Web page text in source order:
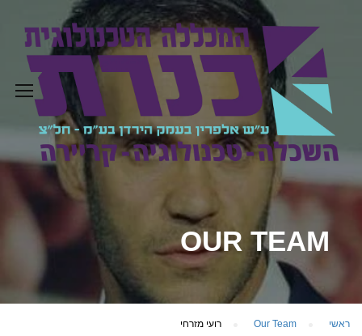
OUR TEAM
ראשי Our Team רועי מזרחי